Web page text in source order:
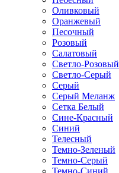
Оливковый
Оранжевый
Песочный
Розовый
Салатовый
Светло-Розовый
Светло-Серый
Серый
Серый Меланж
Сетка Белый
Сине-Красный
Синий
Телесный
Темно-Зеленый
Темно-Серый
Темно-Синий